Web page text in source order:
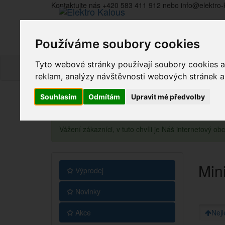
Používáme soubory cookies
Tyto webové stránky používají soubory cookies
reklam, analýzy návštěvnosti webových stránek
Souhlasím Odmítám Upravit mé předvolby
Kontaktujte nás +420 583 411 912 nebo
Vážení zákazníci, v tuto chvíli je Náš internetový
Výprodej
Novinky
Akce